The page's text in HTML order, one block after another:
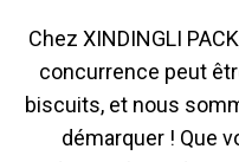
Chez XINDINGLI
concurrence peut
biscuits, et nous
démarquer ! Que